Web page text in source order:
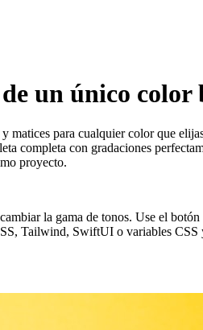
un único color
matices para cualquier color que
completa con gradaciones
proyecto.
la gama de tonos. Use el
Tailwind, SwiftUI o variables CSS